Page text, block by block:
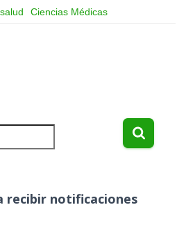
Ciencias Médicas
recibir notificaciones